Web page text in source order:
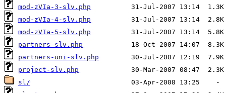
mod-zVIa-3-slv.php
mod-zVIa-4-slv.php
mod-zVIa-5-slv.php
partners-slv.php
partners-uni-slv.php
project-slv.php
sl/